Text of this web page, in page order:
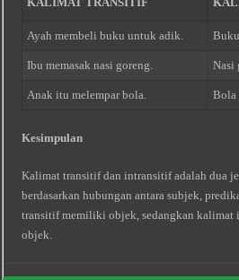
Ayah membeli buku untuk adik.
Ibu memasak nasi goreng. Nasi
Anak itu melempar bola. Bola
Kesimpulan
Kalimat transitif dan intransitif adalah dua
berdasarkan hubungan antara subjek,
transitif memiliki objek, sedangkan
objek.